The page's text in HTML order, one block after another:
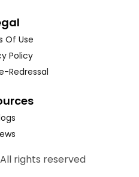
Of Use
Policy
Redressal
rights reserved